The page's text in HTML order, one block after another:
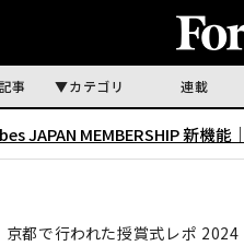
事 カテゴリ 連載
JAPAN MEMBERSHIP 新機能｜
都で行われた授賞式レポ 2024